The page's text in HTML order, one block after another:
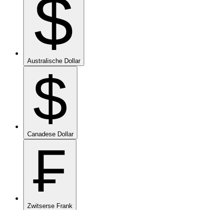
$
Australische Dollar
$
Canadese Dollar
₣
Zwitserse Frank